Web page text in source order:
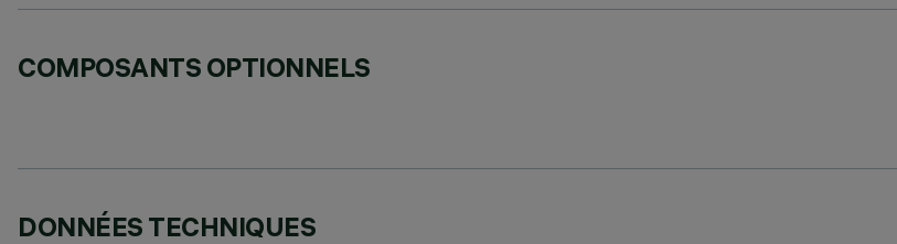
COMPOSANTS OPTIONNELS
DONNÉES TECHNIQUES